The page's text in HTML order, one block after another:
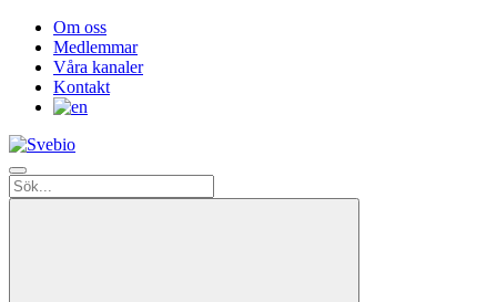
Om oss
Medlemmar
Våra kanaler
Kontakt